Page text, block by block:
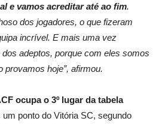
l e vamos acreditar até ao fim.
dos jogadores, o que fizeram
incrível. E mais uma vez
adeptos, porque com eles somos
provamos hoje”, afirmou.
ocupa o 3º lugar da tabela
um ponto do Vitória SC, segundo